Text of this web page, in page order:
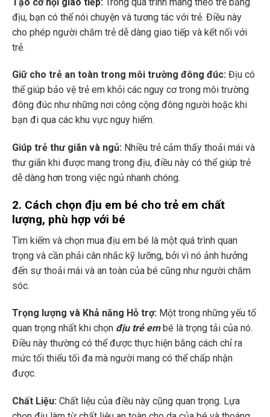
địu, bạn có thể nói chuyện và tương tác với trẻ. Điều này
cho phép người chăm trẻ dễ dàng giao tiếp và kết nối với
trẻ.
Giữ cho trẻ an toàn trong môi trường đông đúc: Địu có
thể giúp bảo vệ trẻ em khỏi các nguy cơ trong môi trường
đông đúc như những nơi công cộng đông người hoặc khi
bạn đi qua các khu vực nguy hiểm.
Giúp trẻ thư giãn và ngủ: Nhiều trẻ cảm thấy thoải mái và
thư giãn khi được mang trong địu, điều này có thể giúp trẻ
dễ dàng hơn trong việc ngủ nhanh chóng.
2. Cách chọn địu em bé cho trẻ em chất
lượng, phù hợp với bé
Tìm kiếm và chọn mua địu em bé là một quá trình quan
trọng và cần phải cân nhắc kỹ lưỡng, bởi vì nó ảnh hưởng
đến sự thoải mái và an toàn của bé cũng như người chăm
sóc.
Trọng lượng và Khả năng Hỗ trợ: Một trong những yếu tố
quan trọng nhất khi chọn địu trẻ embé là trọng tải của nó.
Điều này thường có thể được thực hiện bằng cách chỉ ra
mức tối thiểu tối đa mà người mang có thể chấp nhận
được.
Chất Liệu: Chất liệu của điều này cũng quan trọng. Lựa